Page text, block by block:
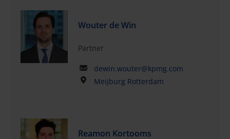
Wouter de Win
Partner
dewin.wouter@kpmg.com
Meijburg Rotterdam
Reamon Kortooms